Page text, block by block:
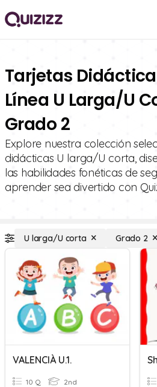
Tarjetas
Línea U Larga/U
Grado 2
Explore nuestra colección
didácticas U larga/U corta,
las habilidades fonéticas de
aprender sea divertido con
U larga/U corta Grado 2
VALENCIÀ U.1.
10 Q 2nd